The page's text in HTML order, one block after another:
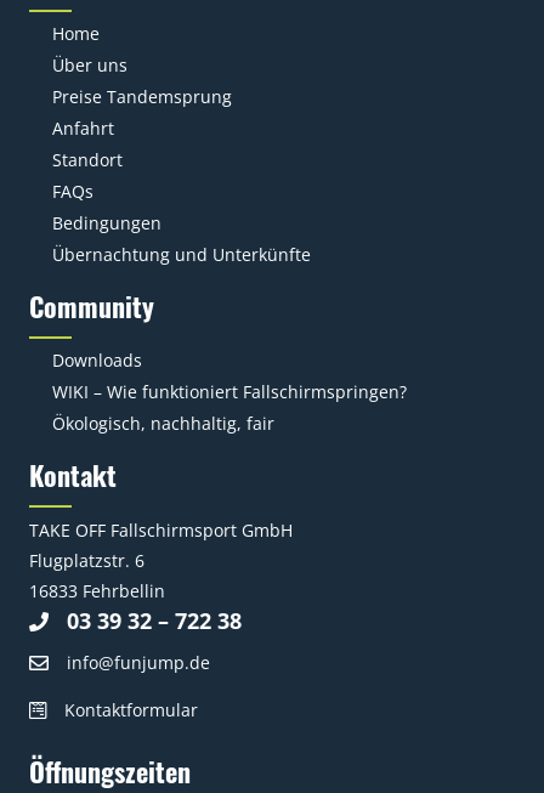
Home
Über uns
Preise Tandemsprung
Anfahrt
Standort
FAQs
Bedingungen
Übernachtung und Unterkünfte
Community
Downloads
WIKI – Wie funktioniert Fallschirmspringen?
Ökologisch, nachhaltig, fair
Kontakt
TAKE OFF Fallschirmsport GmbH
Flugplatzstr. 6
16833 Fehrbellin
03 39 32 – 722 38
info@funjump.de
Kontaktformular
Öffnungszeiten